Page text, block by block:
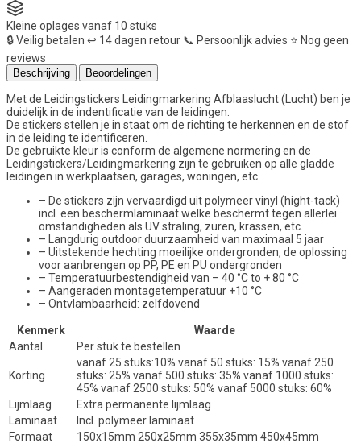
Kleine oplages vanaf 10 stuks
🔒Veilig betalen ↩️ 14 dagen retour 📞 Persoonlijk advies ⭐ Nog geen
reviews
Beschrijving Beoordelingen
Met de Leidingstickers Leidingmarkering Afblaaslucht (Lucht) ben je
duidelijk in de indentificatie van de leidingen.
De stickers stellen je in staat om de richting te herkennen en de stof
in de leiding te identificeren.
De gebruikte kleur is conform de algemene normering en de
Leidingstickers/Leidingmarkering zijn te gebruiken op alle gladde
leidingen in werkplaatsen, garages, woningen, etc.
– De stickers zijn vervaardigd uit polymeer vinyl (hight-tack)
incl. een beschermlaminaat welke beschermt tegen allerlei
omstandigheden als UV straling, zuren, krassen, etc.
– Langdurig outdoor duurzaamheid van maximaal 5 jaar
– Uitstekende hechting moeilijke ondergronden, de oplossing
voor aanbrengen op PP, PE en PU ondergronden
– Temperatuurbestendigheid van – 40 °C to + 80 °C
– Aangeraden montagetemperatuur +10 °C
– Ontvlambaarheid: zelfdovend
Kenmerk
Waarde
Aantal
Per stuk te bestellen
Korting
vanaf 25 stuks:10% vanaf 50 stuks: 15% vanaf 250
stuks: 25% vanaf 500 stuks: 35% vanaf 1000 stuks:
45% vanaf 2500 stuks: 50% vanaf 5000 stuks: 60%
Lijmlaag
Extra permanente lijmlaag
Laminaat
Incl. polymeer laminaat
Formaat
150x15mm 250x25mm 355x35mm 450x45mm